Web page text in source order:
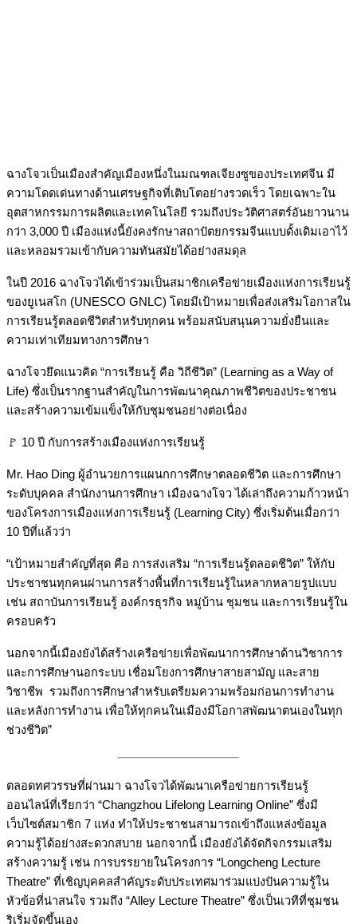
ฉางโจวเป็นเมืองสำคัญเมืองหนึ่งในมณฑลเจียงซูของประเทศจีน มี
ความโดดเด่นทางด้านเศรษฐกิจที่เติบโตอย่างรวดเร็ว โดยเฉพาะใน
อุตสาหกรรมการผลิตและเทคโนโลยี รวมถึงประวัติศาสตร์อันยาวนาน
กว่า 3,000 ปี เมืองแห่งนี้ยังคงรักษาสถาปัตยกรรมจีนแบบดั้งเดิมเอาไว้
และหลอมรวมเข้ากับความทันสมัยได้อย่างสมดุล
ในปี 2016 ฉางโจวได้เข้าร่วมเป็นสมาชิกเครือข่ายเมืองแห่งการเรียนรู้
ของยูเนสโก (UNESCO GNLC) โดยมีเป้าหมายเพื่อส่งเสริมโอกาสใน
การเรียนรู้ตลอดชีวิตสำหรับทุกคน พร้อมสนับสนุนความยั่งยืนและ
ความเท่าเทียมทางการศึกษา
ฉางโจวยึดแนวคิด “การเรียนรู้ คือ วิถีชีวิต” (Learning as a Way of
Life) ซึ่งเป็นรากฐานสำคัญในการพัฒนาคุณภาพชีวิตของประชาชน
และสร้างความเข้มแข็งให้กับชุมชนอย่างต่อเนื่อง
🚩 10 ปี กับการสร้างเมืองแห่งการเรียนรู้
Mr. Hao Ding ผู้อำนวยการแผนกการศึกษาตลอดชีวิต และการศึกษา
ระดับบุคคล สำนักงานการศึกษา เมืองฉางโจว ได้เล่าถึงความก้าวหน้า
ของโครงการเมืองแห่งการเรียนรู้ (Learning City) ซึ่งเริ่มต้นเมื่อกว่า
10 ปีที่แล้วว่า
“เป้าหมายสำคัญที่สุด คือ การส่งเสริม “การเรียนรู้ตลอดชีวิต” ให้กับ
ประชาชนทุกคนผ่านการสร้างพื้นที่การเรียนรู้ในหลากหลายรูปแบบ
เช่น สถาบันการเรียนรู้ องค์กรธุรกิจ หมู่บ้าน ชุมชน และการเรียนรู้ใน
ครอบครัว
นอกจากนี้เมืองยังได้สร้างเครือข่ายเพื่อพัฒนาการศึกษาด้านวิชาการ
และการศึกษานอกระบบ เชื่อมโยงการศึกษาสายสามัญ และสาย
วิชาชีพ รวมถึงการศึกษาสำหรับเตรียมความพร้อมก่อนการทำงาน
และหลังการทำงาน เพื่อให้ทุกคนในเมืองมีโอกาสพัฒนาตนเองในทุก
ช่วงชีวิต”
ตลอดทศวรรษที่ผ่านมา ฉางโจวได้พัฒนาเครือข่ายการเรียนรู้
ออนไลน์ที่เรียกว่า “Changzhou Lifelong Learning Online” ซึ่งมี
เว็บไซต์สมาชิก 7 แห่ง ทำให้ประชาชนสามารถเข้าถึงแหล่งข้อมูล
ความรู้ได้อย่างสะดวกสบาย นอกจากนี้ เมืองยังได้จัดกิจกรรมเสริม
สร้างความรู้ เช่น การบรรยายในโครงการ “Longcheng Lecture
Theatre” ที่เชิญบุคคลสำคัญระดับประเทศมาร่วมแบ่งปันความรู้ใน
หัวข้อที่น่าสนใจ รวมถึง “Alley Lecture Theatre” ซึ่งเป็นเวทีที่ชุมชน
ริเริ่มจัดขึ้นเอง